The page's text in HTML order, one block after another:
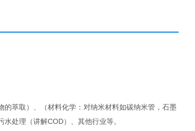
萃取）、（材料化学：对纳米材料如碳纳米管，石墨
处理（讲解COD）、其他行业等。